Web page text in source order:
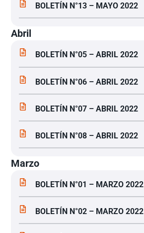
BOLETÍN N°13 – MAYO 2022
Abril
BOLETÍN N°05 – ABRIL 2022
BOLETÍN N°06 – ABRIL 2022
BOLETÍN N°07 – ABRIL 2022
BOLETÍN N°08 – ABRIL 2022
Marzo
BOLETÍN N°01 – MARZO 2022
BOLETÍN N°02 – MARZO 2022